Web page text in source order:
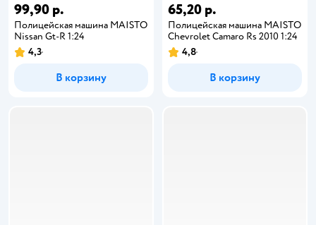
99,90 р.
Полицейская машина MAISTO
Nissan Gt-R 1:24
4,3
В корзину
65,20 р.
Полицейская машина MAISTO
Chevrolet Camaro Rs 2010 1:24
4,8
В корзину